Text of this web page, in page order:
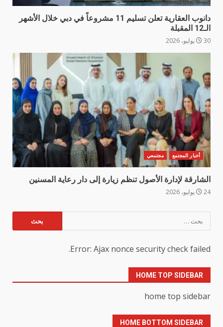
دانوب العقارية تعلن تسليم 11 مشروعاً في دبي خلال الأشهر
الـ12 المقبلة
30 يوليو، 2026
أخبار المجتمع مجتمعي
الشارقة لإدارة الأصول تنظم زيارة إلى دار رعاية المسنين
24 يوليو، 2026
عن:
Error: Ajax nonce security check failed.
HOME TOP SIDEBAR
home top sidebar
HOME BOTTOM SIDEBAR